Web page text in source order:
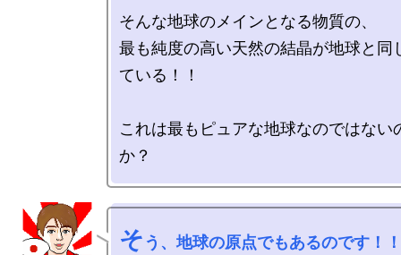
そんな地球のメインとなる物質の、
最も純度の高い天然の結晶が地球と同
ている！！
これは最もピュアな地球なのではない
そ う、地球の原点でもあるのです！！